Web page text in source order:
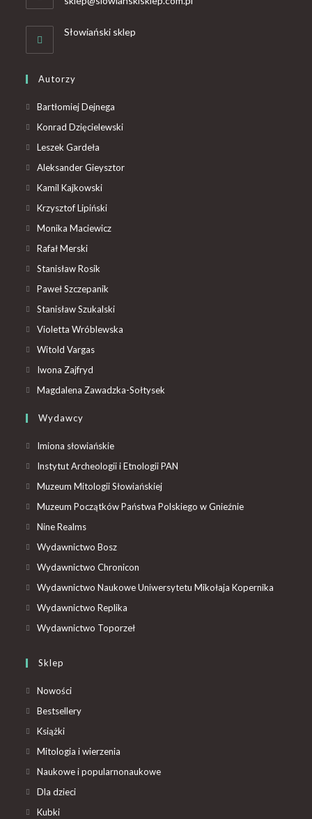
Słowiański sklep
Autorzy
Bartłomiej Dejnega
Konrad Dzięcielewski
Leszek Gardeła
Aleksander Gieysztor
Kamil Kajkowski
Krzysztof Lipiński
Monika Maciewicz
Rafał Merski
Stanisław Rosik
Paweł Szczepanik
Stanisław Szukalski
Violetta Wróblewska
Witold Vargas
Iwona Zajfryd
Magdalena Zawadzka-Sołtysek
Wydawcy
Imiona słowiańskie
Instytut Archeologii i Etnologii PAN
Muzeum Mitologii Słowiańskiej
Muzeum Początków Państwa Polskiego w Gnieźnie
Nine Realms
Wydawnictwo Bosz
Wydawnictwo Chronicon
Wydawnictwo Naukowe Uniwersytetu Mikołaja Kopernika
Wydawnictwo Replika
Wydawnictwo Toporzeł
Sklep
Nowości
Bestsellery
Książki
Mitologia i wierzenia
Naukowe i popularnonaukowe
Dla dzieci
Kubki